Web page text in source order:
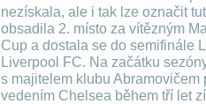
nezískala, ale i tak lze označit
obsadila 2. místo za vítězným
Cup a dostala se do semifinále
Liverpool FC. Na začátku
s majitelem klubu
vedením Chelsea během tří let